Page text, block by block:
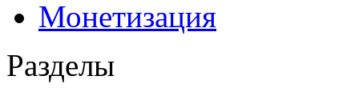
Монетизация
Разделы